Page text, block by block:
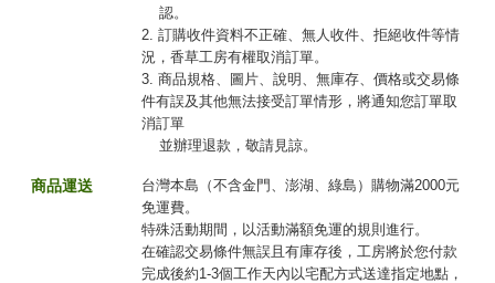
認。
2. 訂購收件資料不正確、無人收件、拒絕收件等情
況，香草工房有權取消訂單。
3. 商品規格、圖片、說明、無庫存、價格或交易條
件有誤及其他無法接受訂單情形，將通知您訂單取
消訂單
並辦理退款，敬請見諒。
商品運送
台灣本島（不含金門、澎湖、綠島）購物滿2000元
免運費。
特殊活動期間，以活動滿額免運的規則進行。
在確認交易條件無誤且有庫存後，工房將於您付款
完成後約1-3個工作天內以宅配方式送達指定地點，